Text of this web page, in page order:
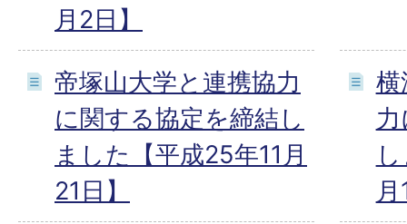
月2日】
帝塚山大学と連携協力
に関する協定を締結し
ました【平成25年11月
21日】
横